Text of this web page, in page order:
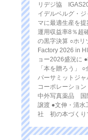
リデジ協
イデルベルグ・
マに最適生産を
運用収益率8％超
の黒字決算 ○ホ
Factory 2026 in
ョー2026盛況に
「本を贈ろう」
パーサミットジ
コーポレーショ
中外写真薬品 国
譲渡 ●文伸・清水
社 初の本づくり